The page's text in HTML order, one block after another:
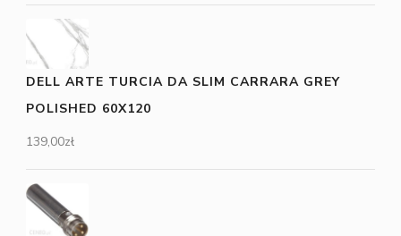
DELL ARTE TURCIA DA SLIM CARRARA GREY
POLISHED 60X120
139,00zł